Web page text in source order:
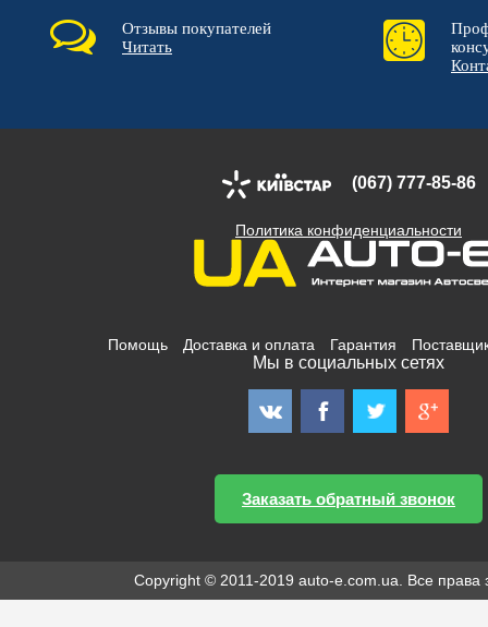
Отзывы покупателей
Читать
(067) 777-85-86
Политика конфиденциальности
Помощь Доставка и оплата Гарантия
Мы в социальных сетях
Заказать обратный звонок
Copyright © 2011-2019 auto-e.com.ua. Все